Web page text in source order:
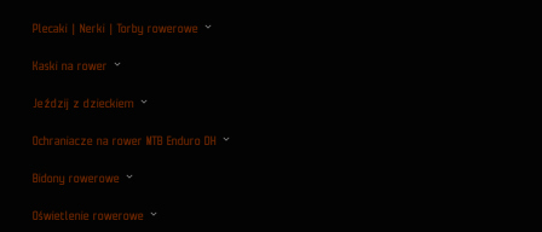
Plecaki | Nerki | Torby rowerowe
Kaski na rower
Jeździj z dzieckiem
Ochraniacze na rower MTB Enduro DH
Bidony rowerowe
Oświetlenie rowerowe